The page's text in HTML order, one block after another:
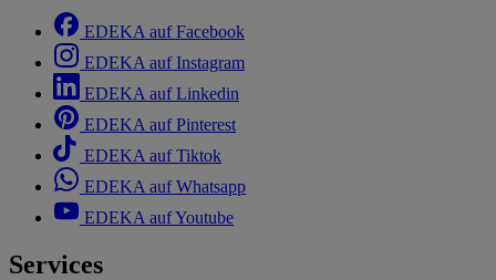
EDEKA auf Facebook
EDEKA auf Instagram
EDEKA auf Linkedin
EDEKA auf Pinterest
EDEKA auf Tiktok
EDEKA auf Whatsapp
EDEKA auf Youtube
Services